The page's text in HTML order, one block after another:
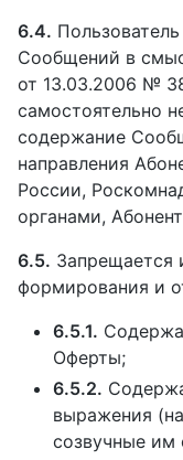
6.4.
Сообщений в
от 13.03.2006 №
самостоятельно
содержание
направления
России,
органами,
6.5. Запрещается
формирования и
6.5.1.
Оферты;
6.5.2.
выражения
созвучные им